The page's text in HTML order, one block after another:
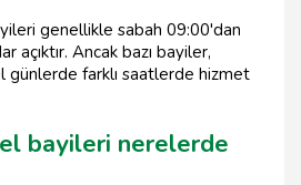
genellikle sabah 09:00'dan
açıktır. Ancak bazı bayiler,
günlerde farklı saatlerde hizmet
bayileri nerelerde